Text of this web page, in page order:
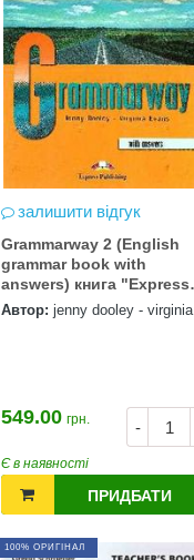
залишити відгук
Grammarway 2 (English
grammar book with
answers) книга "Express
Publishing"
Автор: jenny dooley - virginia
-
549.00 грн.
Є в наявності
ПРИДБАТИ
100% ОРИГІНАЛ